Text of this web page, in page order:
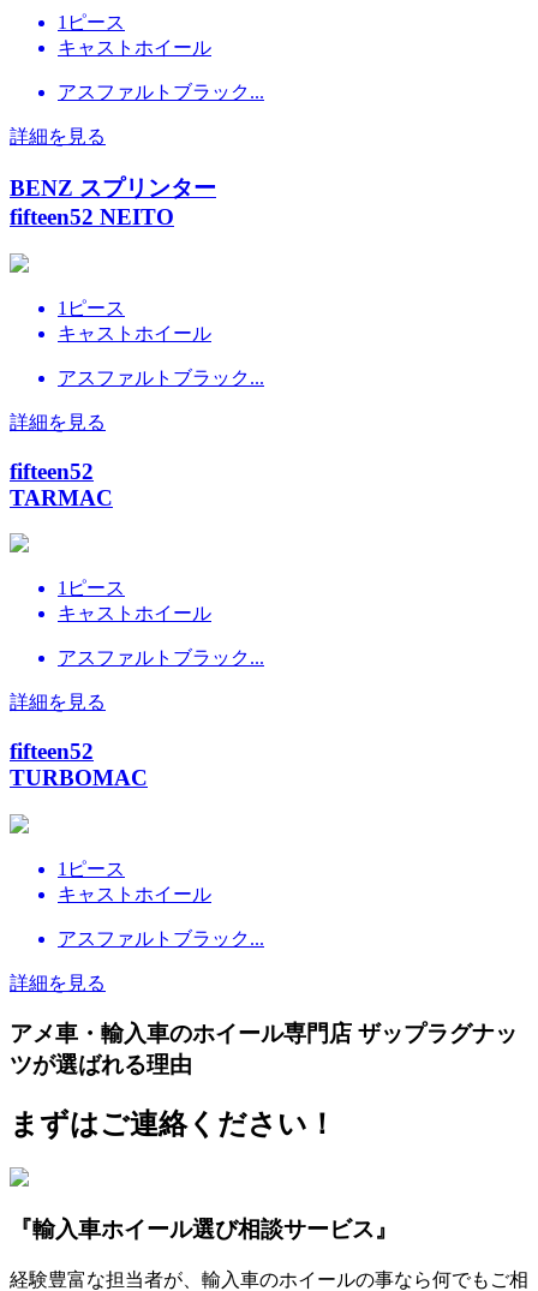
1ピース
キャストホイール
アスファルトブラック...
詳細を見る
BENZ スプリンター
fifteen52 NEITO
1ピース
キャストホイール
アスファルトブラック...
詳細を見る
fifteen52
TARMAC
1ピース
キャストホイール
アスファルトブラック...
詳細を見る
fifteen52
TURBOMAC
1ピース
キャストホイール
アスファルトブラック...
詳細を見る
アメ車・輸入車のホイール専門店 ザップラグナッ
ツが選ばれる理由
まずはご連絡ください！
『輸入車ホイール選び相談サービス』
経験豊富な担当者が、輸入車のホイールの事なら何でもご相